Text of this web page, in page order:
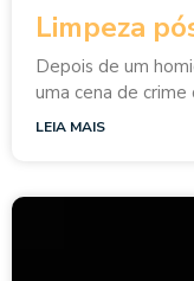
Limpeza
Depois de um
uma cena de
LEIA MAIS